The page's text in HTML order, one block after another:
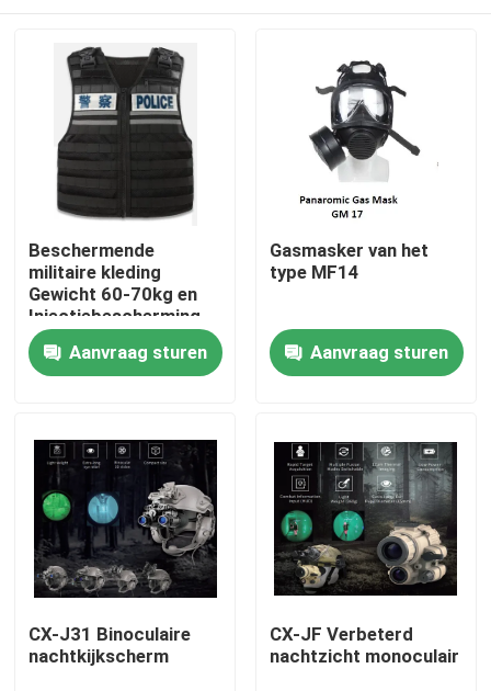
Thuis
Producten
Video's
Over ons
Fabriekstocht
Kwaliteitscontrole
Nieuws
Beschermende
militaire kleding
Gewicht 60-70kg en
Injectiebescherming
voor
Maat/Lengte/Gewicht/Beschermingsgebied
Aanvraag sturen
Gasmasker van het
type MF14
Aanvraag sturen
CX-J31 Binoculaire
nachtkijkscherm
CX-JF Verbeterd
nachtzicht monoculair